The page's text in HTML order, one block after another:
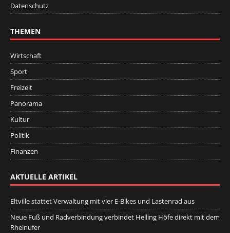
Datenschutz
THEMEN
Wirtschaft
Sport
Freizeit
Panorama
Kultur
Politik
Finanzen
AKTUELLE ARTIKEL
Eltville stattet Verwaltung mit vier E-Bikes und Lastenrad aus
Neue Fuß und Radverbindung verbindet Helling Höfe direkt mit dem
Rheinufer